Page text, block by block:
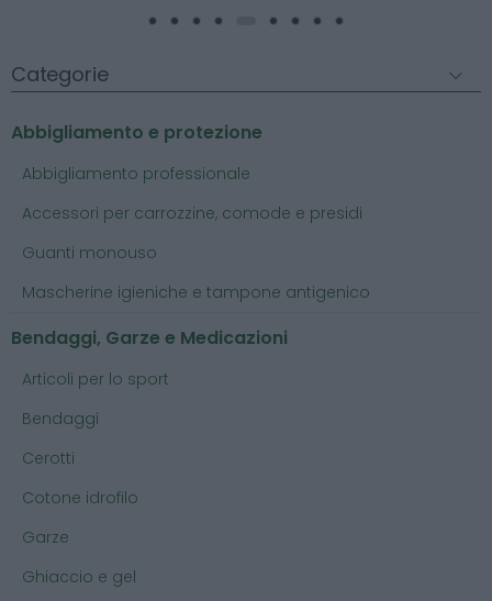
Categorie
Abbigliamento e protezione
Abbigliamento professionale
Accessori per carrozzine, comode e presidi
Guanti monouso
Mascherine igieniche e tampone antigenico
Bendaggi, Garze e Medicazioni
Articoli per lo sport
Bendaggi
Cerotti
Cotone idrofilo
Garze
Ghiaccio e gel